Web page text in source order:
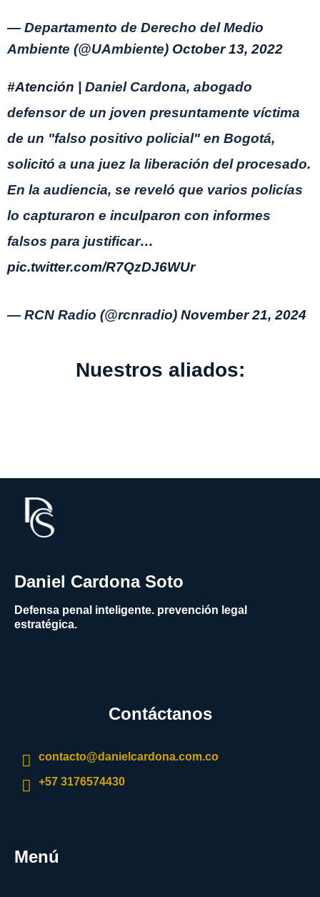
— Departamento de Derecho del Medio
Ambiente (@UAmbiente) October 13, 2022
#Atención | Daniel Cardona, abogado
defensor de un joven presuntamente víctima
de un "falso positivo policial" en Bogotá,
solicitó a una juez la liberación del procesado.
En la audiencia, se reveló que varios policías
lo capturaron e inculparon con informes
falsos para justificar…
pic.twitter.com/R7QzDJ6WUr
— RCN Radio (@rcnradio) November 21, 2024
Nuestros aliados:
Daniel Cardona Soto
Defensa penal inteligente. prevención legal
estratégica.
Contáctanos
contacto@danielcardona.com.co
+57 3176574430
Menú